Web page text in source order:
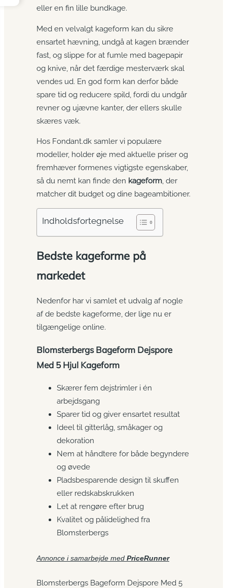
eller en fin lille bundkage.
Med en velvalgt kageform kan du sikre
ensartet hævning, undgå at kagen brænder
fast, og slippe for at fumle med bagepapir
og knive, når det færdige mesterværk skal
vendes ud. En god form kan derfor både
spare tid og reducere spild, fordi du undgår
revner og ujævne kanter, der ellers skulle
skæres væk.
Hos Fondant.dk samler vi populære
modeller, holder øje med aktuelle priser og
fremhæver formenes vigtigste egenskaber,
så du nemt kan finde den kageform , der
matcher dit budget og dine bageambitioner.
Indholdsfortegnelse
Bedste kageforme på
markedet
Nedenfor har vi samlet et udvalg af nogle
af de bedste kageforme, der lige nu er
tilgængelige online.
Blomsterbergs Bageform Dejspore
Med 5 Hjul Kageform
Skærer fem dejstrimler i én
arbejdsgang
Sparer tid og giver ensartet resultat
Ideel til gitterlåg, småkager og
dekoration
Nem at håndtere for både begyndere
og øvede
Pladsbesparende design til skuffen
eller redskabskrukken
Let at rengøre efter brug
Kvalitet og pålidelighed fra
Blomsterbergs
Annonce i samarbejde med PriceRunner
Blomsterbergs Bageform Dejspore Med 5